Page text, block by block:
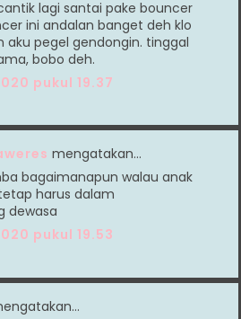
lagi santai pake bouncer
ini andalan banget deh klo
aku pegel gendongin. tinggal
bobo deh.
pukul 19.37
mengatakan…
bagaimanapun walau anak
harus dalam
dewasa
pukul 19.53